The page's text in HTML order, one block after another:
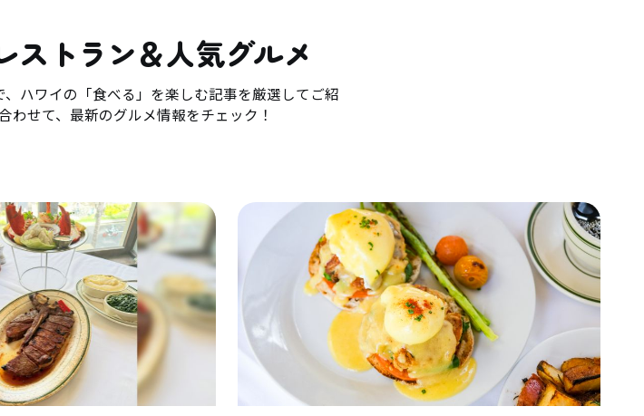
ストラン＆人気グルメ
ハワイの「食べる」を楽しむ記事を厳選してご紹
わせて、最新のグルメ情報をチェック！